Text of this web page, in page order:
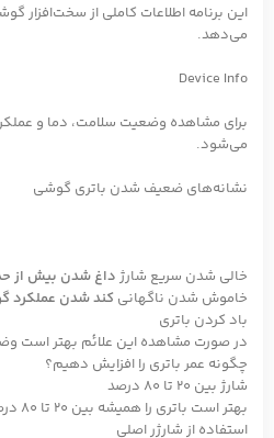
این برنامه اطلاعات کاملی از سخت‌افزار
می‌دهد.
Device Info
برای مشاهده وضعیت سلامت، دما و
می‌شود.
نشانه‌های ضعیف شدن باتری گوشی
خالی شدن سریع شارژ داغ شدن بیش از
خاموش شدن ناگهانی کند شدن عملکرد
باد کردن باتری
در صورت مشاهده این علائم بهتر است
چگونه عمر باتری را افزایش دهیم؟
شارژ بین ۲۰ تا ۸۰ درصد
بهتر است باتری را همیشه بین ۲۰ تا ۸۰ درصد نگه دارید.
استفاده از شارژر اصلی